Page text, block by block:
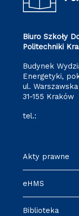
Biuro Szkoły
Politechniki
Budynek
Energetyki,
ul.
31-155 Kraków
tel.:
Akty prawne
eHMS
Biblioteka